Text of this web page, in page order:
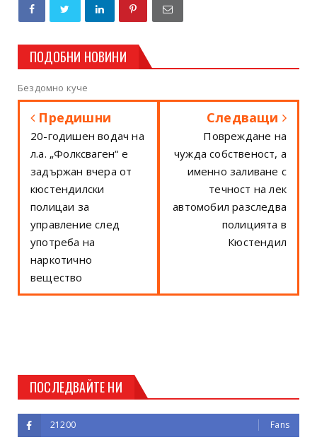
ПОДОБНИ НОВИНИ
Бездомно куче
Предишни
20-годишен водач на
л.а. „Фолксваген“ е
задържан вчера от
кюстендилски
полицаи за
управление след
употреба на
наркотично
вещество
Следващи
Повреждане на
чужда собственост, а
именно заливане с
течност на лек
автомобил разследва
полицията в
Кюстендил
ПОСЛЕДВАЙТЕ НИ
21200 Fans